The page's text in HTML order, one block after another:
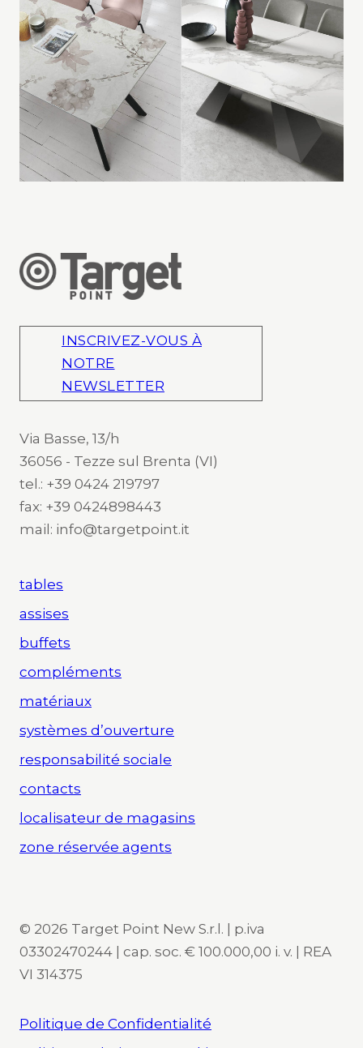
INSCRIVEZ-VOUS À
NOTRE
NEWSLETTER
Via Basse, 13/h
36056 - Tezze sul Brenta (VI)
tel.: +39 0424 219797
fax: +39 0424898443
mail: info@targetpoint.it
tables
assises
buffets
compléments
matériaux
systèmes d’ouverture
responsabilité sociale
contacts
localisateur de magasins
zone réservée agents
© 2026 Target Point New S.r.l. | p.iva
03302470244 | cap. soc. € 100.000,00 i. v. | REA
VI 314375
Politique de Confidentialité